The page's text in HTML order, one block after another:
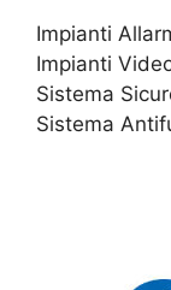
Impianti
Impianti
Sistema
Sistema